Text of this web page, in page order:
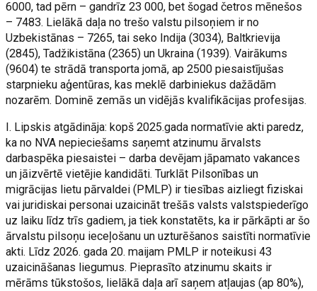
6000, tad pērn – gandrīz 23 000, bet šogad četros mēnešos
– 7483. Lielākā daļa no trešo valstu pilsoņiem ir no
Uzbekistānas – 7265, tai seko Indija (3034), Baltkrievija
(2845), Tadžikistāna (2365) un Ukraina (1939). Vairākums
(9604) te strādā transporta jomā, ap 2500 piesaistījušas
starpnieku aģentūras, kas meklē darbiniekus dažādām
nozarēm. Dominē zemās un vidējās kvalifikācijas profesijas.
I. Lipskis atgādināja: kopš 2025.gada normatīvie akti paredz,
ka no NVA nepieciešams saņemt atzinumu ārvalsts
darbaspēka piesaistei – darba devējam jāpamato vakances
un jāizvērtē vietējie kandidāti. Turklāt Pilsonības un
migrācijas lietu pārvaldei (PMLP) ir tiesības aizliegt fiziskai
vai juridiskai personai uzaicināt trešās valsts valstspiederīgo
uz laiku līdz trīs gadiem, ja tiek konstatēts, ka ir pārkāpti ar šo
ārvalstu pilsoņu ieceļošanu un uzturēšanos saistīti normatīvie
akti. Līdz 2026. gada 20. maijam PMLP ir noteikusi 43
uzaicināšanas liegumus. Pieprasīto atzinumu skaits ir
mērāms tūkstošos, lielākā daļa arī saņem atļaujas (ap 80%),